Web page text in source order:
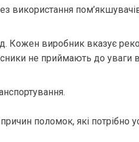
використання
Кожен виробник вказує
не приймають до уваги
поломок, які потрібно